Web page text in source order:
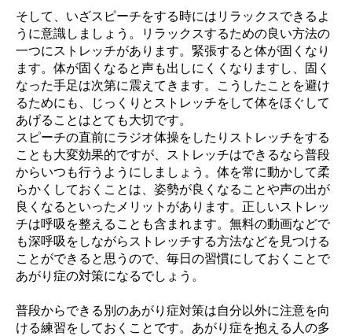
そして、いざスピーチをする時にはリラックスできるよ
うに意識しましょう。リラックスするための良い方法の
一つにストレッチがあります。緊張すると体が固くなり
ます。体が固くなると声も出しにくくなりますし、固く
なった手足は次第に震えてきます。こうしたことを避け
るためにも、じっくりとストレッチをして体をほぐして
あげることはとても大切です。
スピーチの直前にラジオ体操をしたりストレッチをする
ことも大変効果的ですが、ストレッチはできるなら普段
からいつも行うようにしましょう。体を常に動かして柔
らかくしておくことは、姿勢が良くなることや声の出が
良くなるといったメリットがあります。正しいストレッ
チは呼吸を整えることも含まれます。無料の動画などで
も深呼吸をしながらストレッチする方法などを見つける
ことができると思うので、毎日の習慣にしておくことで
あがり症の対策になるでしょう。
普段からできる別のあがり症対策は自分以外に注意を向
ける練習をしておくことです。あがり症を抱える人の多